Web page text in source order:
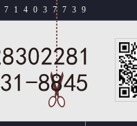
7 1 4 0 3 7 7 3 9